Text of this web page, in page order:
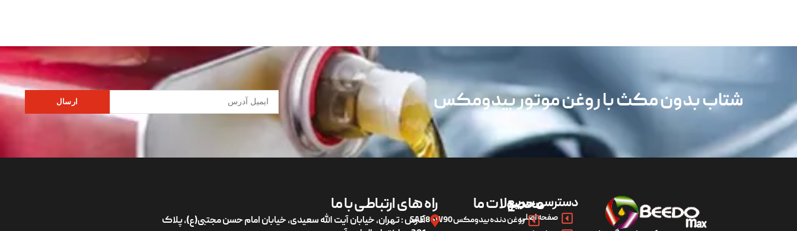
شتاب بدون مکث با روغن موتور بیدومکس ارسال
دسترسی سریع
صفحه اصلی
محصولات ما
روغن دنده بیدومکس SAE 85W90
راه های ارتباطی با ما
آدرس : تهران، خیابان آیت الله سعیدی، خیابان امام حسن مجتبی(ع)، پلاک